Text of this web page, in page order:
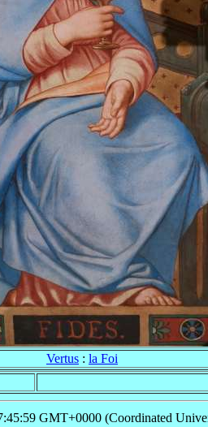
Vertus : la Foi
GMT+0000 (Coordinated